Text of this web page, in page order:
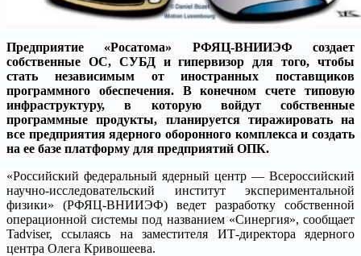
Предприятие «Росатома» РФЯЦ-ВНИИЭФ создает
собственные ОС, СУБД и гипервизор для того, чтобы
стать независимым от иностранных поставщиков
программного обеспечения. В конечном счете типовую
инфраструктуру, в которую войдут собственные
программные продукты, планируется тиражировать на
все предприятия ядерного оборонного комплекса и создать
на ее базе платформу для предприятий ОПК.
«Российский федеральный ядерный центр — Всероссийский
научно-исследовательский институт экспериментальной
физики» (РФЯЦ-ВНИИЭФ) ведет разработку собственной
операционной системы под названием «Синергия», сообщает
Tadviser, ссылаясь на заместителя ИТ-директора ядерного
центра Олега Кривошеева.